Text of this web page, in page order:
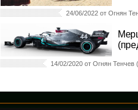
24/06/2022 от Огнян
14/02/2020 от Огнян Тенчев